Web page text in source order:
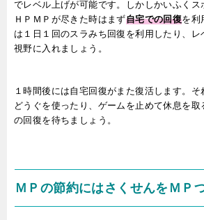
でレベル上げが可能です。しかしかいふく
ＨＰＭＰが尽きた時はまず自宅での回復を利
は１日１回のスラみち回復を利用したり、レ
視野に入れましょう。
１時間後には自宅回復がまた復活します。
どうぐを使ったり、ゲームを止めて休息を
の回復を待ちましょう。
ＭＰの節約にはさくせんをＭＰ